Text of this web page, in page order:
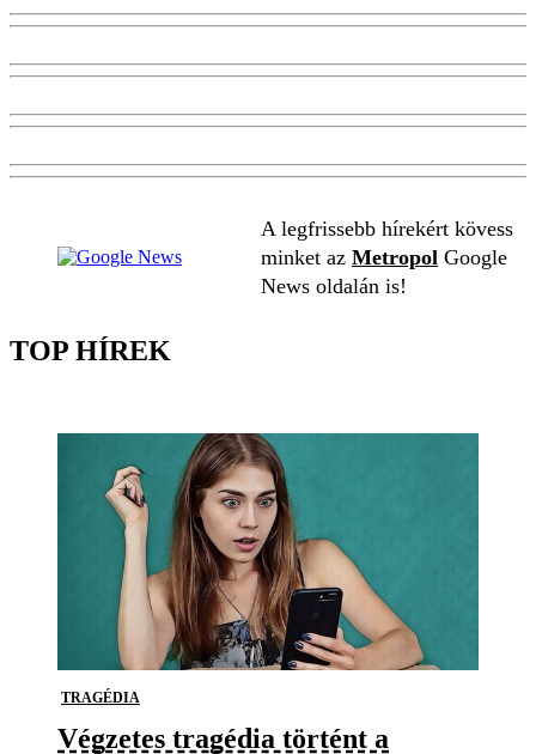
A legfrissebb hírekért kövess
minket az Metropol Google
News oldalán is!
TOP HÍREK
TRAGÉDIA
Végzetes tragédia történt a